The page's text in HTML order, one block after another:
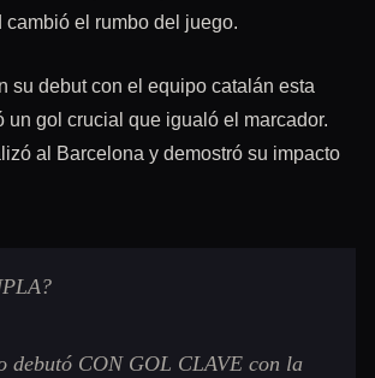
cambió el rumbo del juego.
su debut con el equipo catalán esta
un gol crucial que igualó el marcador.
al Barcelona y demostró su impacto
debutó CON GOL CLAVE con la